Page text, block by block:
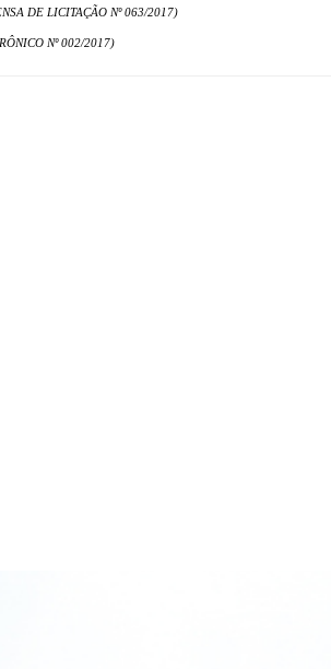
DE LICITAÇÃO Nº 063/2017)
Nº 002/2017)